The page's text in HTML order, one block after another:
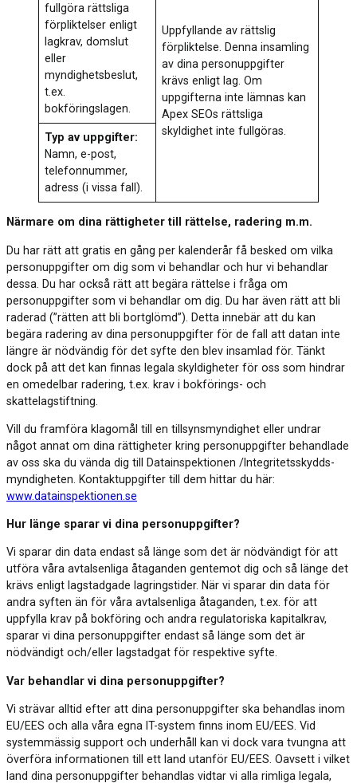
fullgöra rättsliga
förpliktelser enligt
lagkrav, domslut
eller
myndighetsbeslut,
t.ex.
bokföringslagen.
Uppfyllande av rättslig
förpliktelse. Denna insamling
av dina personuppgifter
krävs enligt lag. Om
uppgifterna inte lämnas kan
Apex SEOs rättsliga
skyldighet inte fullgöras.
Typ av uppgifter:
Namn, e-post,
telefonnummer,
adress (i vissa fall).
Närmare om dina rättigheter till rättelse, radering m.m.
Du har rätt att gratis en gång per kalenderår få besked om vilka
personuppgifter om dig som vi behandlar och hur vi behandlar
dessa. Du har också rätt att begära rättelse i fråga om
personuppgifter som vi behandlar om dig. Du har även rätt att bli
raderad (”rätten att bli bortglömd”). Detta innebär att du kan
begära radering av dina personuppgifter för de fall att datan inte
längre är nödvändig för det syfte den blev insamlad för. Tänkt
dock på att det kan finnas legala skyldigheter för oss som hindrar
en omedelbar radering, t.ex. krav i bokförings- och
skattelagstiftning.
Vill du framföra klagomål till en tillsynsmyndighet eller undrar
något annat om dina rättigheter kring personuppgifter behandlade
av oss ska du vända dig till Datainspektionen /Integritetsskydds-
myndigheten. Kontaktuppgifter till dem hittar du här:
www.datainspektionen.se
Hur länge sparar vi dina personuppgifter?
Vi sparar din data endast så länge som det är nödvändigt för att
utföra våra avtalsenliga åtaganden gentemot dig och så länge det
krävs enligt lagstadgade lagringstider. När vi sparar din data för
andra syften än för våra avtalsenliga åtaganden, t.ex. för att
uppfylla krav på bokföring och andra regulatoriska kapitalkrav,
sparar vi dina personuppgifter endast så länge som det är
nödvändigt och/eller lagstadgat för respektive syfte.
Var behandlar vi dina personuppgifter?
Vi strävar alltid efter att dina personuppgifter ska behandlas inom
EU/EES och alla våra egna IT-system finns inom EU/EES. Vid
systemmässig support och underhåll kan vi dock vara tvungna att
överföra informationen till ett land utanför EU/EES. Oavsett i vilket
land dina personuppgifter behandlas vidtar vi alla rimliga legala,